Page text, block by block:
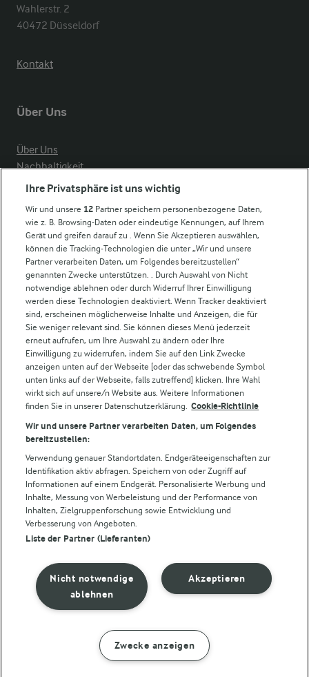
ZUBEREITUNG ZUTATEN
Wahlerstr. 2
40472 Düsseldorf
Kontakt
Über Uns
Über Uns
Nachhaltigkeit
Compliance
Arla in anderen Ländern
Weitere Arla Websites
Castello
Lurpak
Arla Pro
Für unsere Landwirt:innen
Folge uns!
Cookie Wahl wieder öffnen
Datenschutzbestimmungen
Ihre Privatsphäre ist uns wichtig
Wir und unsere 12 Partner speichern personenbezogene Daten,
wie z. B. Browsing-Daten oder eindeutige Kennungen, auf Ihrem
Gerät und greifen darauf zu . Wenn Sie Akzeptieren auswählen,
können die Tracking-Technologien die unter „Wir und unsere
Partner verarbeiten Daten, um Folgendes bereitzustellen“
genannten Zwecke unterstützen. . Durch Auswahl von Nicht
notwendige ablehnen oder durch Widerruf Ihrer Einwilligung
werden diese Technologien deaktiviert. Wenn Tracker deaktiviert
sind, erscheinen möglicherweise Inhalte und Anzeigen, die für
Sie weniger relevant sind. Sie können dieses Menü jederzeit
erneut aufrufen, um Ihre Auswahl zu ändern oder Ihre
Einwilligung zu widerrufen, indem Sie auf den Link Zwecke
anzeigen unten auf der Webseite [oder das schwebende Symbol
unten links auf der Webseite, falls zutreffend] klicken. Ihre Wahl
wirkt sich auf unsere/n Website aus. Weitere Informationen
finden Sie in unserer Datenschutzerklärung. Cookie-Richtlinie
Wir und unsere Partner verarbeiten Daten, um Folgendes
bereitzustellen:
Verwendung genauer Standortdaten. Endgeräteeigenschaften zur
Identifikation aktiv abfragen. Speichern von oder Zugriff auf
Informationen auf einem Endgerät. Personalisierte Werbung und
Inhalte, Messung von Werbeleistung und der Performance von
Inhalten, Zielgruppenforschung sowie Entwicklung und
Verbesserung von Angeboten.
Liste der Partner (Lieferanten)
Akzeptieren
Nicht notwendige
ablehnen
Zwecke anzeigen